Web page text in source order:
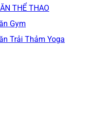
THỂ THAO
Gym
Trải Thảm Yoga